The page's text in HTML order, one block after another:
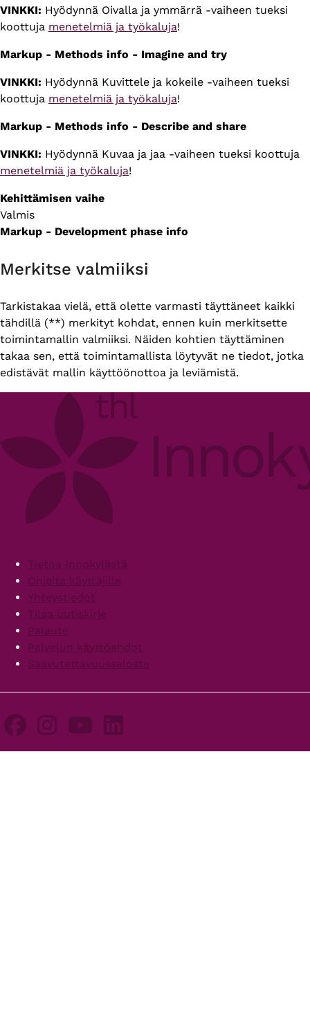
VINKKI: Hyödynnä Oivalla ja ymmärrä -vaiheen tueksi
koottuja menetelmiä ja työkaluja!
Markup - Methods info - Imagine and try
VINKKI: Hyödynnä Kuvittele ja kokeile -vaiheen tueksi
koottuja menetelmiä ja työkaluja!
Markup - Methods info - Describe and share
VINKKI: Hyödynnä Kuvaa ja jaa -vaiheen tueksi koottuja
menetelmiä ja työkaluja!
Kehittämisen vaihe
Valmis
Markup - Development phase info
Merkitse valmiiksi
Tarkistakaa vielä, että olette varmasti täyttäneet kaikki
tähdillä (**) merkityt kohdat, ennen kuin merkitsette
toimintamallin valmiiksi. Näiden kohtien täyttäminen
takaa sen, että toimintamallista löytyvät ne tiedot, jotka
edistävät mallin käyttöönottoa ja leviämistä.
FooterTietoa Innokylästä
Ohjeita käyttäjille
Yhteystiedot
Tilaa uutiskirje
Palaute
Palvelun käyttöehdot
Saavutettavuusseloste